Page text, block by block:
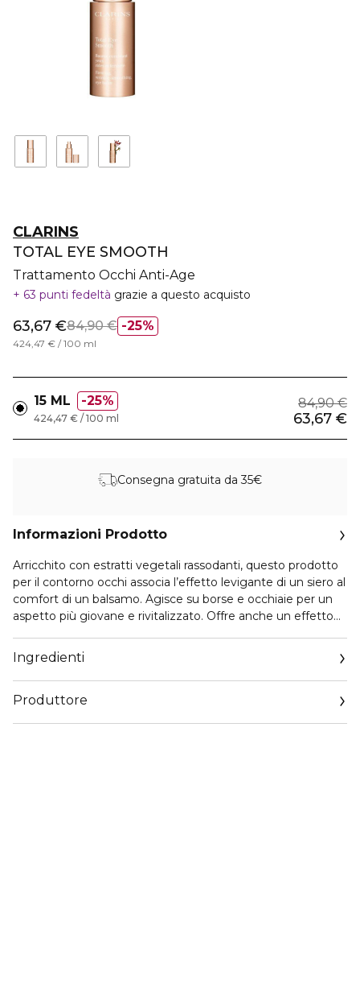
CLARINS
TOTAL EYE SMOOTH
Trattamento Occhi Anti-Age
63 punti fedeltà grazie a questo acquisto
25%
63,67 €84,90 €
424,47 € / 100 ml
15 ML 25% 84,90 €
63,67 €
424,47 € / 100 ml
Consegna gratuita da 35€
Informazioni Prodotto
Arricchito con estratti vegetali rassodanti, questo prodotto
per il contorno occhi associa l’effetto levigante di un siero al
comfort di un balsamo. Agisce su borse e occhiaie per un
aspetto più giovane e rivitalizzato. Offre anche un effetto
donano luminosità e una texture levigante. La sua fragranza
discreta dal profumo di rosa e camelia lascia una piacevole
sensazione di freschezza sulla pelle.
Ingredienti
Produttore